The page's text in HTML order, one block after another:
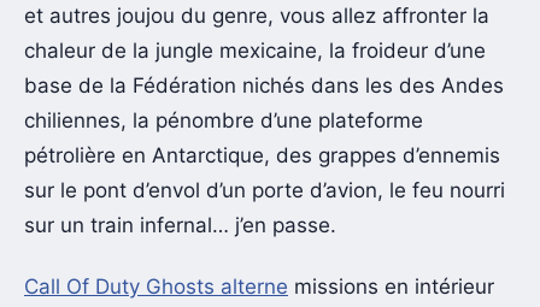
et autres joujou du genre, vous allez affronter la
chaleur de la jungle mexicaine, la froideur d’une
base de la Fédération nichés dans les des Andes
chiliennes, la pénombre d’une plateforme
pétrolière en Antarctique, des grappes d’ennemis
sur le pont d’envol d’un porte d’avion, le feu nourri
sur un train infernal… j’en passe.
Call Of Duty Ghosts alterne missions en intérieur